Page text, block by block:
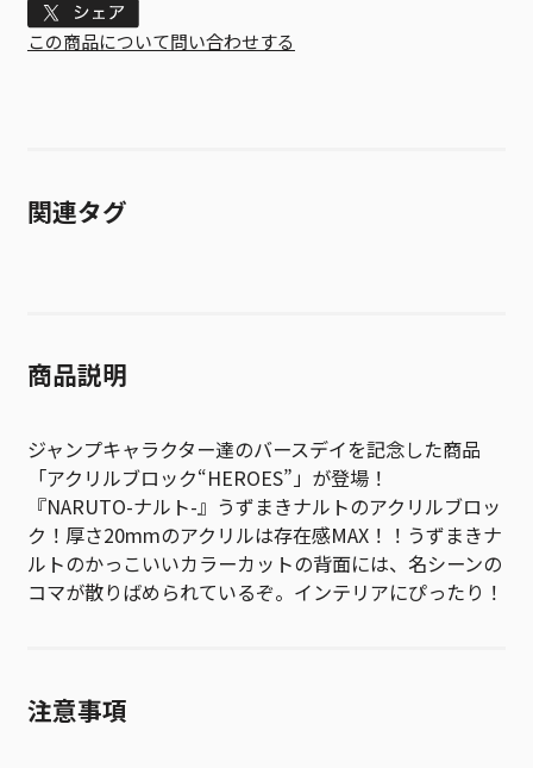
Tweet
この商品について問い合わせする
関連タグ
商品説明
ジャンプキャラクター達のバースデイを記念した商品
「アクリルブロック“HEROES”」が登場！
『NARUTO-ナルト-』うずまきナルトのアクリルブロッ
ク！厚さ20mmのアクリルは存在感MAX！！うずまきナ
ルトのかっこいいカラーカットの背面には、名シーンの
コマが散りばめられているぞ。インテリアにぴったり！
注意事項